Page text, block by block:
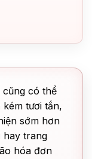
cũng có thể
tươi tắn,
sớm hơn
hay trang
hóa đơn